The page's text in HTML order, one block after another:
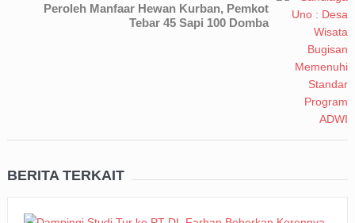
Peroleh Manfaar Hewan Kurban, Pemkot
Tebar 45 Sapi 100 Domba
BERITA TERKAIT